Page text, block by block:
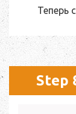
Теперь
Step